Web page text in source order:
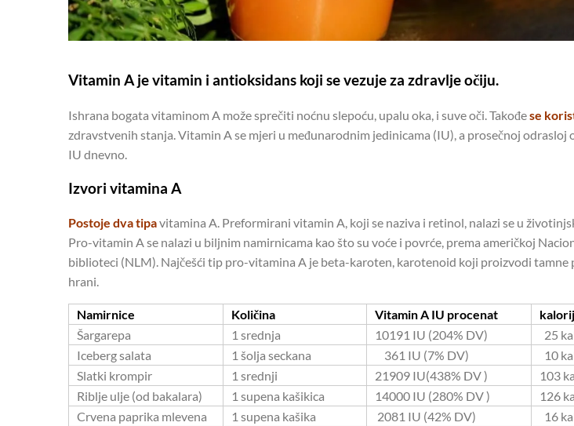
Vitamin A je vitamin i antioksidans koji se vezuje za zdravlje očiju.
Ishrana bogata vitaminom A može sprečiti noćnu slepoću, upalu oka, i suve oči. Takođese
zdravstvenih stanja. Vitamin A se mjeri u međunarodnim jedinicama (IU), a prosečnoj odrasloj
IU dnevno.
Izvori vitamina A
Postoje dva tipavitamina A. Preformirani vitamin A, koji se naziva i retinol, nalazi se u
Pro-vitamin A se nalazi u biljnim namirnicama kao što su voće i povrće, prema američkoj
biblioteci (NLM). Najčešći tip pro-vitamina A je beta-karoten, karotenoid koji proizvodi tamne
hrani.
Namirnice Količina Vitamin A IU procenat
Šargarepa
1 srednja 10191 IU (204% DV)
25
Iceberg salata
1 šolja seckana 361 IU (7% DV)
10
Slatki krompir
1 srednji 21909 IU(438% DV )
103
Riblje ulje (od bakalara)
1 supena kašikica 14000 IU (280% DV )
126
Crvena paprika mlevena
1 supena kašika 2081 IU (42% DV)
16